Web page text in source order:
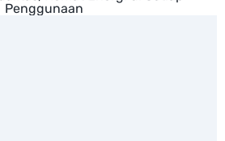
Penggunaan